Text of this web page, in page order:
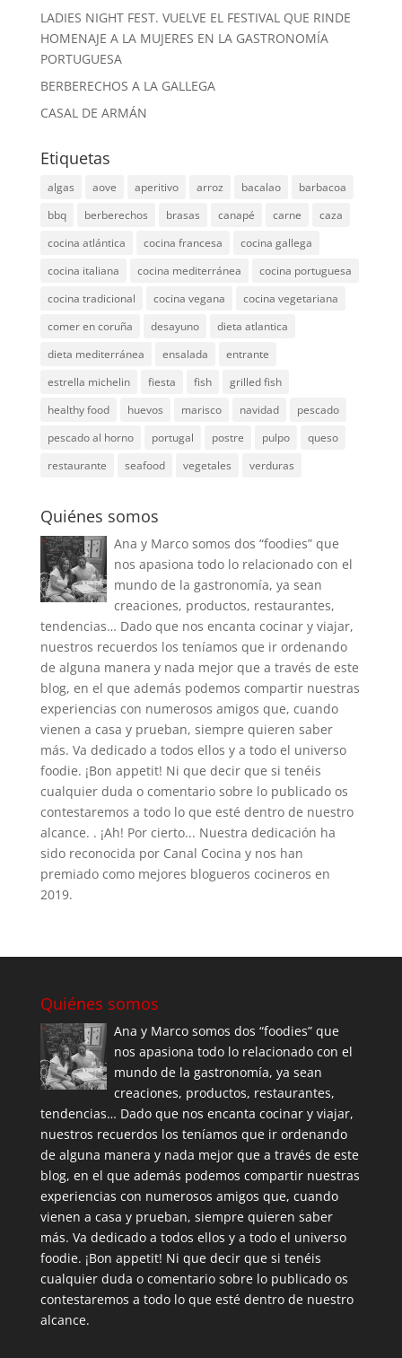
LADIES NIGHT FEST. VUELVE EL FESTIVAL QUE RINDE
HOMENAJE A LA MUJERES EN LA GASTRONOMÍA
PORTUGUESA
BERBERECHOS A LA GALLEGA
CASAL DE ARMÁN
Etiquetas
algas aove aperitivo arroz bacalao
barbacoa
bbq
berberechos brasas canapé carne
caza
cocina atlántica
cocina francesa
cocina gallega
cocina italiana
cocina mediterránea
cocina portuguesa
cocina tradicional
cocina vegana
cocina vegetariana
comer en coruña
desayuno
dieta atlantica
dieta mediterránea
ensalada
entrante
estrella michelin
fiesta fish
grilled fish
healthy food
huevos marisco navidad
pescado
pescado al horno
portugal postre pulpo
queso
restaurante
seafood vegetales verduras
Quiénes somos
Ana y Marco somos dos “foodies” que
nos apasiona todo lo relacionado con el
mundo de la gastronomía, ya sean
creaciones, productos, restaurantes,
tendencias… Dado que nos encanta cocinar y viajar,
nuestros recuerdos los teníamos que ir ordenando
de alguna manera y nada mejor que a través de este
blog, en el que además podemos compartir nuestras
experiencias con numerosos amigos que, cuando
vienen a casa y prueban, siempre quieren saber
más. Va dedicado a todos ellos y a todo el universo
foodie. ¡Bon appetit! Ni que decir que si tenéis
cualquier duda o comentario sobre lo publicado os
contestaremos a todo lo que esté dentro de nuestro
alcance. . ¡Ah! Por cierto... Nuestra dedicación ha
sido reconocida por Canal Cocina y nos han
premiado como mejores blogueros cocineros en
2019.
Quiénes somos
Ana y Marco somos dos “foodies” que
nos apasiona todo lo relacionado con el
mundo de la gastronomía, ya sean
creaciones, productos, restaurantes,
tendencias… Dado que nos encanta cocinar y viajar,
nuestros recuerdos los teníamos que ir ordenando
de alguna manera y nada mejor que a través de este
blog, en el que además podemos compartir nuestras
experiencias con numerosos amigos que, cuando
vienen a casa y prueban, siempre quieren saber
más. Va dedicado a todos ellos y a todo el universo
foodie. ¡Bon appetit! Ni que decir que si tenéis
cualquier duda o comentario sobre lo publicado os
contestaremos a todo lo que esté dentro de nuestro
alcance.